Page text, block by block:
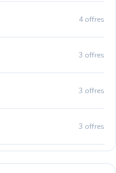
4 offres
3 offres
3 offres
3 offres